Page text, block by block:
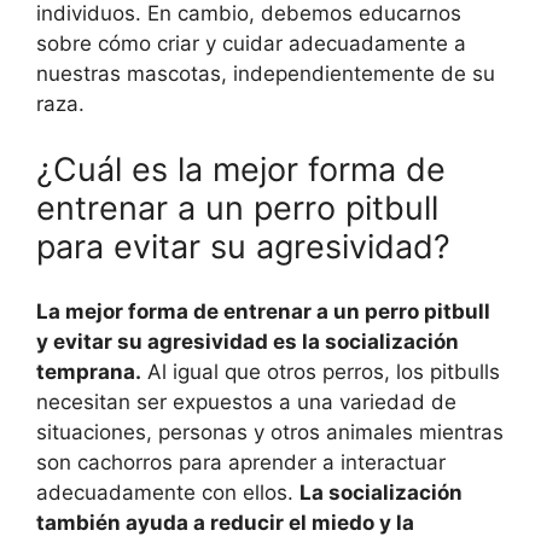
individuos. En cambio, debemos educarnos
sobre cómo criar y cuidar adecuadamente a
nuestras mascotas, independientemente de su
raza.
¿Cuál es la mejor forma de
entrenar a un perro pitbull
para evitar su agresividad?
La mejor forma de entrenar a un perro pitbull
y evitar su agresividad es la socialización
temprana. Al igual que otros perros, los pitbulls
necesitan ser expuestos a una variedad de
situaciones, personas y otros animales mientras
son cachorros para aprender a interactuar
adecuadamente con ellos. La socialización
también ayuda a reducir el miedo y la